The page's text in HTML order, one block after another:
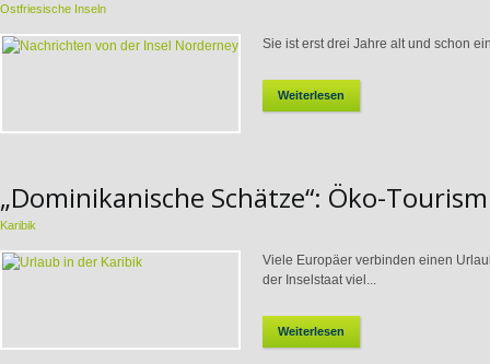
Ostfriesische Inseln
Sie ist erst drei Jahre alt und schon
Weiterlesen
„Dominikanische Schätze“: Öko-
Karibik
Viele Europäer verbinden einen
der Inselstaat viel...
Weiterlesen